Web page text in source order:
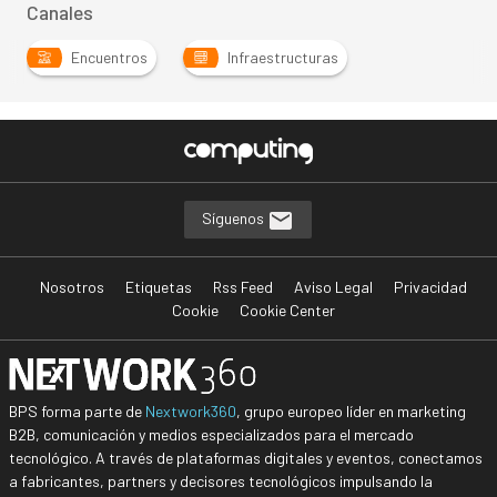
Canales
Encuentros Infraestructuras
Síguenos
Nosotros Etiquetas Rss Feed Aviso Legal
Privacidad
Cookie
Cookie Center
BPS forma parte de Nextwork360, grupo europeo líder en marketing
B2B, comunicación y medios especializados para el mercado
tecnológico. A través de plataformas digitales y eventos, conectamos
a fabricantes, partners y decisores tecnológicos impulsando la